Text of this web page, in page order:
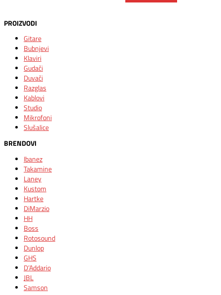
PROIZVODI
Gitare
Bubnjevi
Klaviri
Gudači
Duvači
Razglas
Kablovi
Studio
Mikrofoni
Slušalice
BRENDOVI
Ibanez
Takamine
Laney
Kustom
Hartke
DiMarzio
HH
Boss
Rotosound
Dunlop
GHS
D’Addario
JBL
Samson